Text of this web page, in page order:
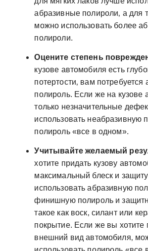
абразивные полироли‚ а для
можно использовать более
полироли.
Оцените степень
кузове автомобиля есть
потертости‚ вам потребуется
полироль. Если же на кузове
только незначительные
использовать неабразивную
полироль «все в одном».
Учитывайте желаемый
хотите придать кузову
максимальный блеск и
использовать абразивную
финишную полироль и
такое как воск‚ силант или
покрытие. Если же вы хотите
внешний вид автомобиля‚